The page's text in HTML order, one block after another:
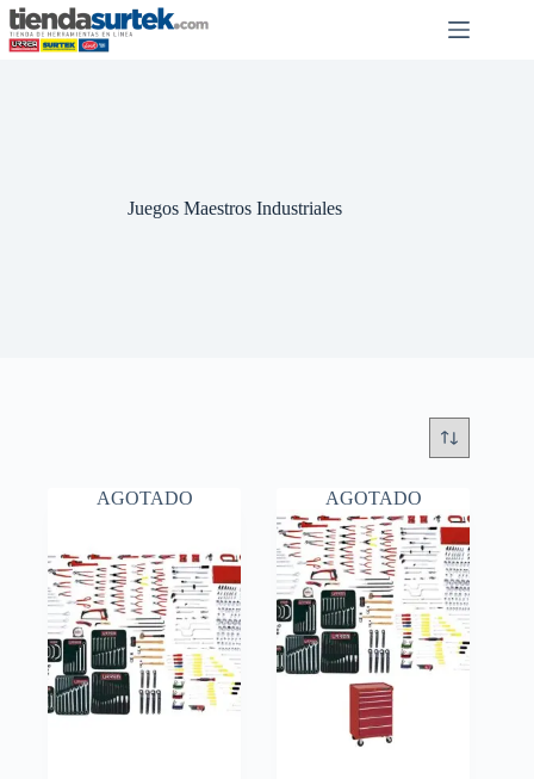
Saltar
al
contenido
Juegos Maestros Industriales
AGOTADO AGOTADO